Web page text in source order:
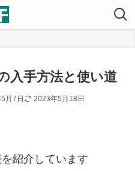
入手方法と使い道
月7日 2023年5月18日
紹介しています